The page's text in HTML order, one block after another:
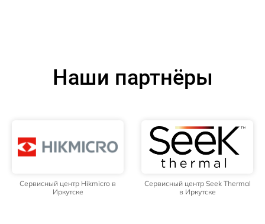
Наши партнёры
Сервисный центр Hikmicro в
Иркутске
Сервисный центр Seek Thermal
в Иркутске